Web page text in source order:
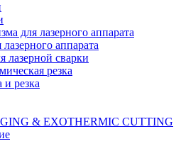
для лазерного аппарата
аппарата
лазерной сварки
резка
резка
& EXOTHERMIC CUTTING